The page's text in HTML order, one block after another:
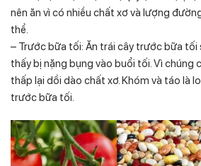
nên ăn vì có nhiều chất xơ và lượng
thể.
– Trước bữa tối: Ăn trái cây trước bữa tối
thấy bị nặng bụng vào buổi tối. Vì chúng
thấp lại dồi dào chất xơ. Khóm và táo là
trước bữa tối.